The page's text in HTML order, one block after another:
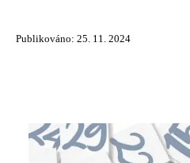
Publikováno: 25. 11. 2024